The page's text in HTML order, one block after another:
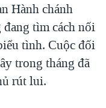
Hành chánh
tìm cách nối
tình. Cuộc đối
trong tháng đã
rút lui.